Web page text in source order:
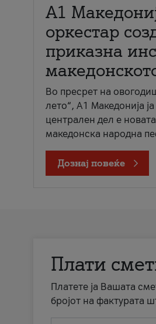
А1
оркестар
приказна
Во пресрет на
лето“, А1 Македонија
централен дел е
македонска народна
Дознај повеќе
Плати
Платете ја Вашата
бројот на фактурата